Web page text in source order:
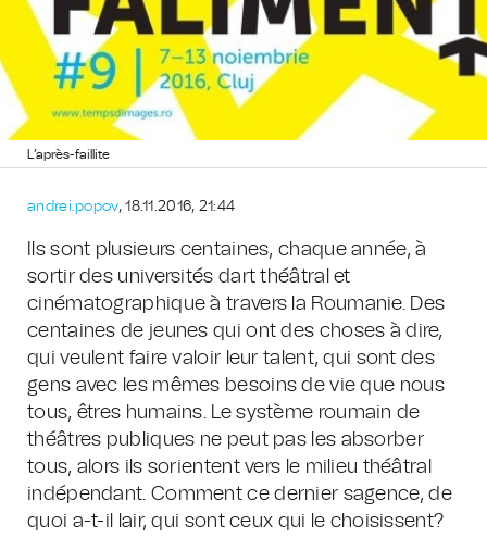
L’après-faillite
andrei.popov, 18.11.2016, 21:44
Ils sont plusieurs centaines, chaque année, à
sortir des universités dart théâtral et
cinématographique à travers la Roumanie. Des
centaines de jeunes qui ont des choses à dire,
qui veulent faire valoir leur talent, qui sont des
gens avec les mêmes besoins de vie que nous
tous, êtres humains. Le système roumain de
théâtres publiques ne peut pas les absorber
tous, alors ils sorientent vers le milieu théâtral
indépendant. Comment ce dernier sagence, de
quoi a-t-il lair, qui sont ceux qui le choisissent?